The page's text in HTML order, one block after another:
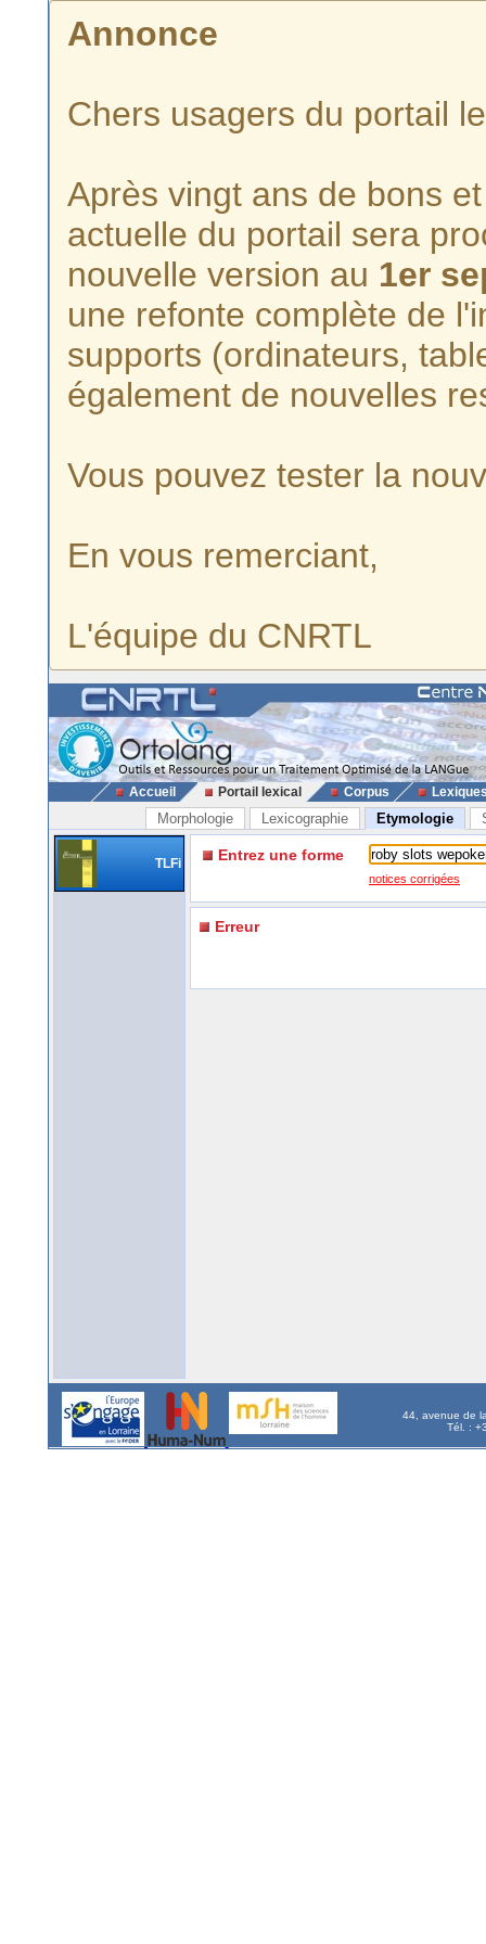
Annonce
Chers usagers du portail
Après vingt ans de bons
actuelle du portail sera
nouvelle version au 1er
une refonte complète de
supports (ordinateurs,
également de nouvelles
Vous pouvez tester la
En vous remerciant,
L'équipe du CNRTL
Accueil Portail lexical Corpus
Morphologie Lexicographie Etymologie
TLFi Entrez une forme
notices corrigées
Erreur
44, avenue de
Tél. :